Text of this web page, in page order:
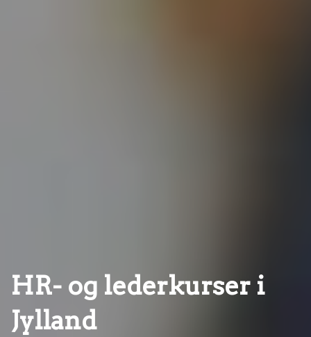
HR- og lederkurser i
Jylland